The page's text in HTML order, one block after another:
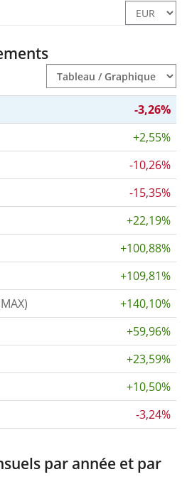
-3,26%
+2,55%
-10,26%
-15,35%
+22,19%
+100,88%
+109,81%
+140,10%
+59,96%
+23,59%
+10,50%
-3,24%
par année et par